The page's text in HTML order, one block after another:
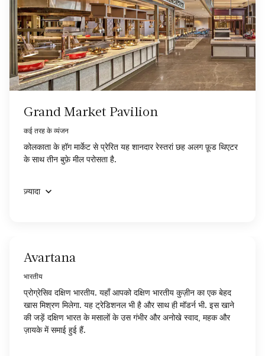
Grand Market Pavilion
कई तरह के व्यंजन
कोलकाता के हॉग मार्केट से प्रेरित यह शानदार रेस्तरां छह अलग फ़ूड थिएटर
के साथ तीन बुफ़े मील परोसता है.
ज़्यादा
Avartana
भारतीय
प्रोग्रेसिव दक्षिण भारतीय. यहाँ आपको दक्षिण भारतीय कुज़ीन का एक बेहद
खास मिश्रण मिलेगा. यह ट्रेडिशनल भी है और साथ ही मॉडर्न भी. इस खाने
की जड़ें दक्षिण भारत के मसालों के उस गंभीर और अनोखे स्वाद, महक और
ज़ायके में समाई हुई हैं.